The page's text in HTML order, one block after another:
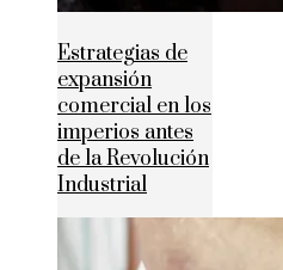
Estrategias de
expansión
comercial en los
imperios antes
de la Revolución
Industrial